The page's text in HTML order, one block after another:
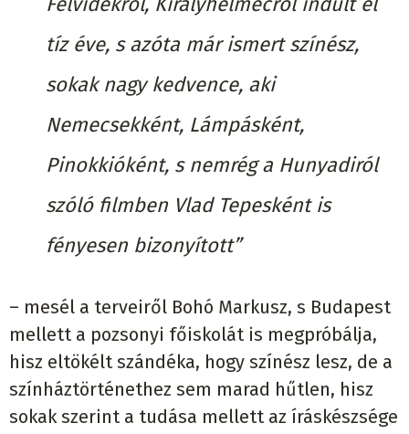
tíz éve, s azóta már ismert színész,
sokak nagy kedvence, aki
Nemecsekként, Lámpásként,
Pinokkióként, s nemrég a Hunyadiról
szóló filmben Vlad Tepesként is
fényesen bizonyított”
– mesél a terveiről Bohó Markusz, s Budapest
mellett a pozsonyi főiskolát is megpróbálja,
hisz eltökélt szándéka, hogy színész lesz, de a
színháztörténethez sem marad hűtlen, hisz
sokak szerint a tudása mellett az íráskészsége